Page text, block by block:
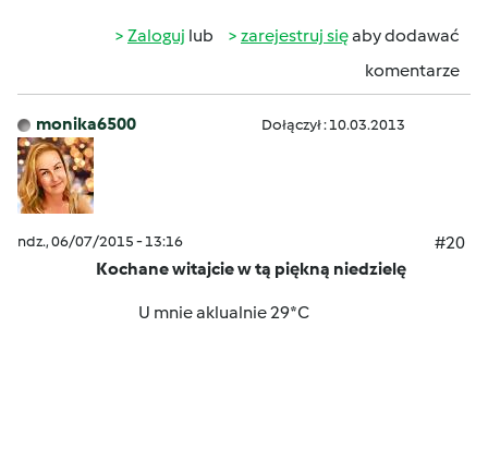
Zaloguj lub zarejestruj sięaby dodawać
komentarze
monika6500 Dołączył : 10.03.2013
ndz., 06/07/2015 - 13:16
#20
Kochanewitajcie w tą piękną niedzielę
U mnie aklualnie 29*C